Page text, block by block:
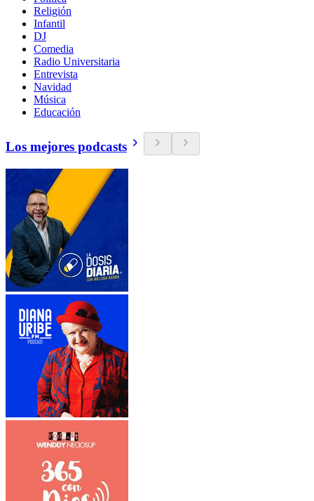
Religión
Infantil
DJ
Comedia
Radio Universitaria
Entrevista
Navidad
Música
Educación
Los mejores podcasts